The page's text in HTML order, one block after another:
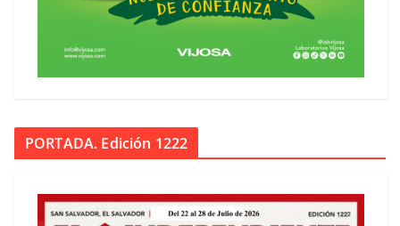
PORTADA. Edición 1222